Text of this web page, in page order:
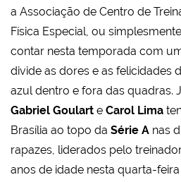
a Associação de Centro de
Física Especial, ou simplesmente
contar nesta temporada com
divide as dores e as felicidades
azul dentro e fora das quadras.
Gabriel Goulart e Carol Lima
Brasília ao topo da Série A nas
rapazes, liderados pelo
anos de idade nesta quarta-